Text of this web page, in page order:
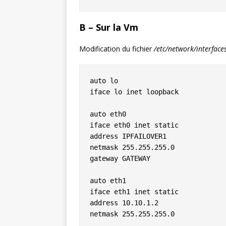
B – Sur la Vm
Modification du fichier/etc/network/
auto lo
iface lo inet loopback
auto eth0
iface eth0 inet static
address IPFAILOVER1
netmask 255.255.255.0
gateway GATEWAY
auto eth1
iface eth1 inet static
address 10.10.1.2
netmask 255.255.255.0